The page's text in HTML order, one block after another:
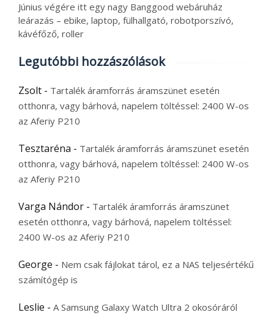
Június végére itt egy nagy Banggood webáruház
leárazás – ebike, laptop, fülhallgató, robotporszívó,
kávéfőző, roller
Legutóbbi hozzászólások
Zsolt - Tartalék áramforrás áramszünet esetén
otthonra, vagy bárhová, napelem töltéssel: 2400 W-os
az Aferiy P210
Tesztaréna - Tartalék áramforrás áramszünet esetén
otthonra, vagy bárhová, napelem töltéssel: 2400 W-os
az Aferiy P210
Varga Nándor - Tartalék áramforrás áramszünet
esetén otthonra, vagy bárhová, napelem töltéssel:
2400 W-os az Aferiy P210
George - Nem csak fájlokat tárol, ez a NAS teljesértékű
számítógép is
Leslie - A Samsung Galaxy Watch Ultra 2 okosóráról